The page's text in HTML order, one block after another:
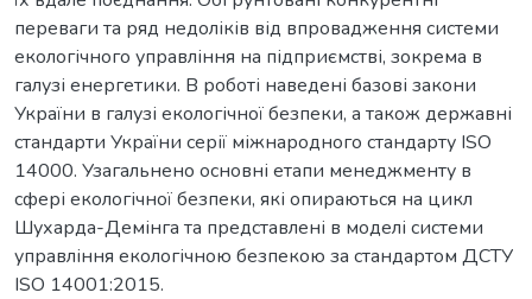
переваги та ряд недоліків від впровадження системи
екологічного управління на підприємстві, зокрема в
галузі енергетики. В роботі наведені базові закони
України в галузі екологічної безпеки, а також державні
стандарти України серії міжнародного стандарту ISO
14000. Узагальнено основні етапи менеджменту в
сфері екологічної безпеки, які опираються на цикл
Шухарда-Демінга та представлені в моделі системи
управління екологічною безпекою за стандартом ДСТУ
ISO 14001:2015.